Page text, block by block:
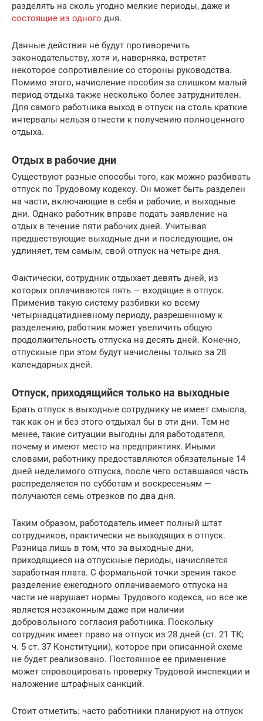
разделять на сколь угодно мелкие периоды, даже и
состоящие из одного дня.
Данные действия не будут противоречить
законодательству, хотя и, наверняка, встретят
некоторое сопротивление со стороны руководства.
Помимо этого, начисление пособия за слишком малый
период отдыха также несколько более затруднителен.
Для самого работника выход в отпуск на столь краткие
интервалы нельзя отнести к получению полноценного
отдыха.
Отдых в рабочие дни
Существуют разные способы того, как можно разбивать
отпуск по Трудовому кодексу. Он может быть разделен
на части, включающие в себя и рабочие, и выходные
дни. Однако работник вправе подать заявление на
отдых в течение пяти рабочих дней. Учитывая
предшествующие выходные дни и последующие, он
удлиняет, тем самым, свой отпуск на четыре дня.
Фактически, сотрудник отдыхает девять дней, из
которых оплачиваются пять — входящие в отпуск.
Применив такую систему разбивки ко всему
четырнадцатидневному периоду, разрешенному к
разделению, работник может увеличить общую
продолжительность отпуска на десять дней. Конечно,
отпускные при этом будут начислены только за 28
календарных дней.
Отпуск, приходящийся только на выходные
Брать отпуск в выходные сотруднику не имеет смысла,
так как он и без этого отдыхал бы в эти дни. Тем не
менее, такие ситуации выгодны для работодателя,
почему и имеют место на предприятиях. Иными
словами, работнику предоставляются обязательные 14
дней неделимого отпуска, после чего оставшаяся часть
распределяется по субботам и воскресеньям —
получаются семь отрезков по два дня.
Таким образом, работодатель имеет полный штат
сотрудников, практически не выходящих в отпуск.
Разница лишь в том, что за выходные дни,
приходящиеся на отпускные периоды, начисляется
заработная плата. С формальной точки зрения такое
разделение ежегодного оплачиваемого отпуска на
части не нарушает нормы Трудового кодекса, но все же
является незаконным даже при наличии
добровольного согласия работника. Поскольку
сотрудник имеет право на отпуск из 28 дней (ст. 21 ТК;
ч. 5 ст. 37 Конституции), которое при описанной схеме
не будет реализовано. Постоянное ее применение
может спровоцировать проверку Трудовой инспекции и
наложение штрафных санкций.
Стоит отметить: часто работники планируют на отпуск